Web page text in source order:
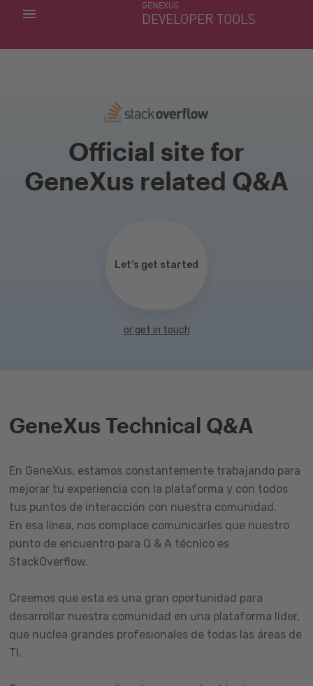
GENEXUS
DEVELOPER TOOLS
MIS APLICACIONES
Official site for
GeneXus related Q&A
Let’s get started
or get in touch
GeneXus Technical Q&A
En GeneXus, estamos constantemente trabajando para
mejorar tu experiencia con la plataforma y con todos
tus puntos de interacción con nuestra comunidad.
En esa línea, nos complace comunicarles que nuestro
punto de encuentro para Q & A técnico es
StackOverflow.
Creemos que esta es una gran oportunidad para
desarrollar nuestra comunidad en una plataforma líder,
que nuclea grandes profesionales de todas las áreas de
TI.